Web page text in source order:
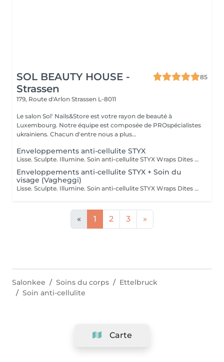
SOL BEAUTY HOUSE -
Strassen
85
179, Route d'Arlon Strassen L-8011
Le salon Sol' Nails&Store est votre rayon de beauté à
Luxembourg. Notre équipe est composée de PROspécialistes
ukrainiens. Chacun d'entre nous a plus...
Enveloppements anti-cellulite STYX
Lisse. Sculpte. Illumine. Soin anti-cellulite STYX Wraps Dites adieu à la cellulite tenace et bonjour à une peau plus lisse et plus ferme ! Nos STYX Wraps constituent un soin anti-cellulite puissant qui utilise des ingrédients actifs naturels et des bandages de compression pour tonifier et détoxifier visiblement votre corps. Ses bienfaits : Cible et réduit l'apparence de la cellulite Stimule la circulation sanguine et lymphatique Raffermit, lisse et hydrate la peau Aide à redessiner les zones à problèmes Ressentez l'effet tenseur dès la première séance et profitez d'une silhouette rafraîchie et sculptée. Idéal en traitement ponctuel ou en cure pour des résultats durables. Prête à retrouver confiance en vous grâce aux bandages ?
Enveloppements anti-cellulite STYX + Soin du
visage (Vagheggi)
Lisse. Sculpte. Illumine. Soin anti-cellulite STYX Wraps Dites adieu à la cellulite tenace et bonjour à une peau plus lisse et plus ferme ! Nos STYX Wraps constituent un soin anti-cellulite puissant qui utilise des ingrédients actifs naturels et des bandages de compression pour tonifier et détoxifier visiblement votre corps. Ses bienfaits : Cible et réduit l'apparence de la cellulite Stimule la circulation sanguine et lymphatique Raffermit, lisse et hydrate la peau Aide à redessiner les zones à problèmes Ressentez l'effet tenseur dès la première séance et profitez d'une silhouette rafraîchie et sculptée. Idéal en traitement unique ou en cure pour des résultats à long terme. Profitez pleinement de ce moment pour profiter d'un soin du visage pendant la durée de l'enveloppement ! Prête à retrouver confiance en vous grâce à nos enveloppements ?
« 1 2 3 »
Carte
Salonkee Soins du corps
Ettelbruck
Soin anti-cellulite